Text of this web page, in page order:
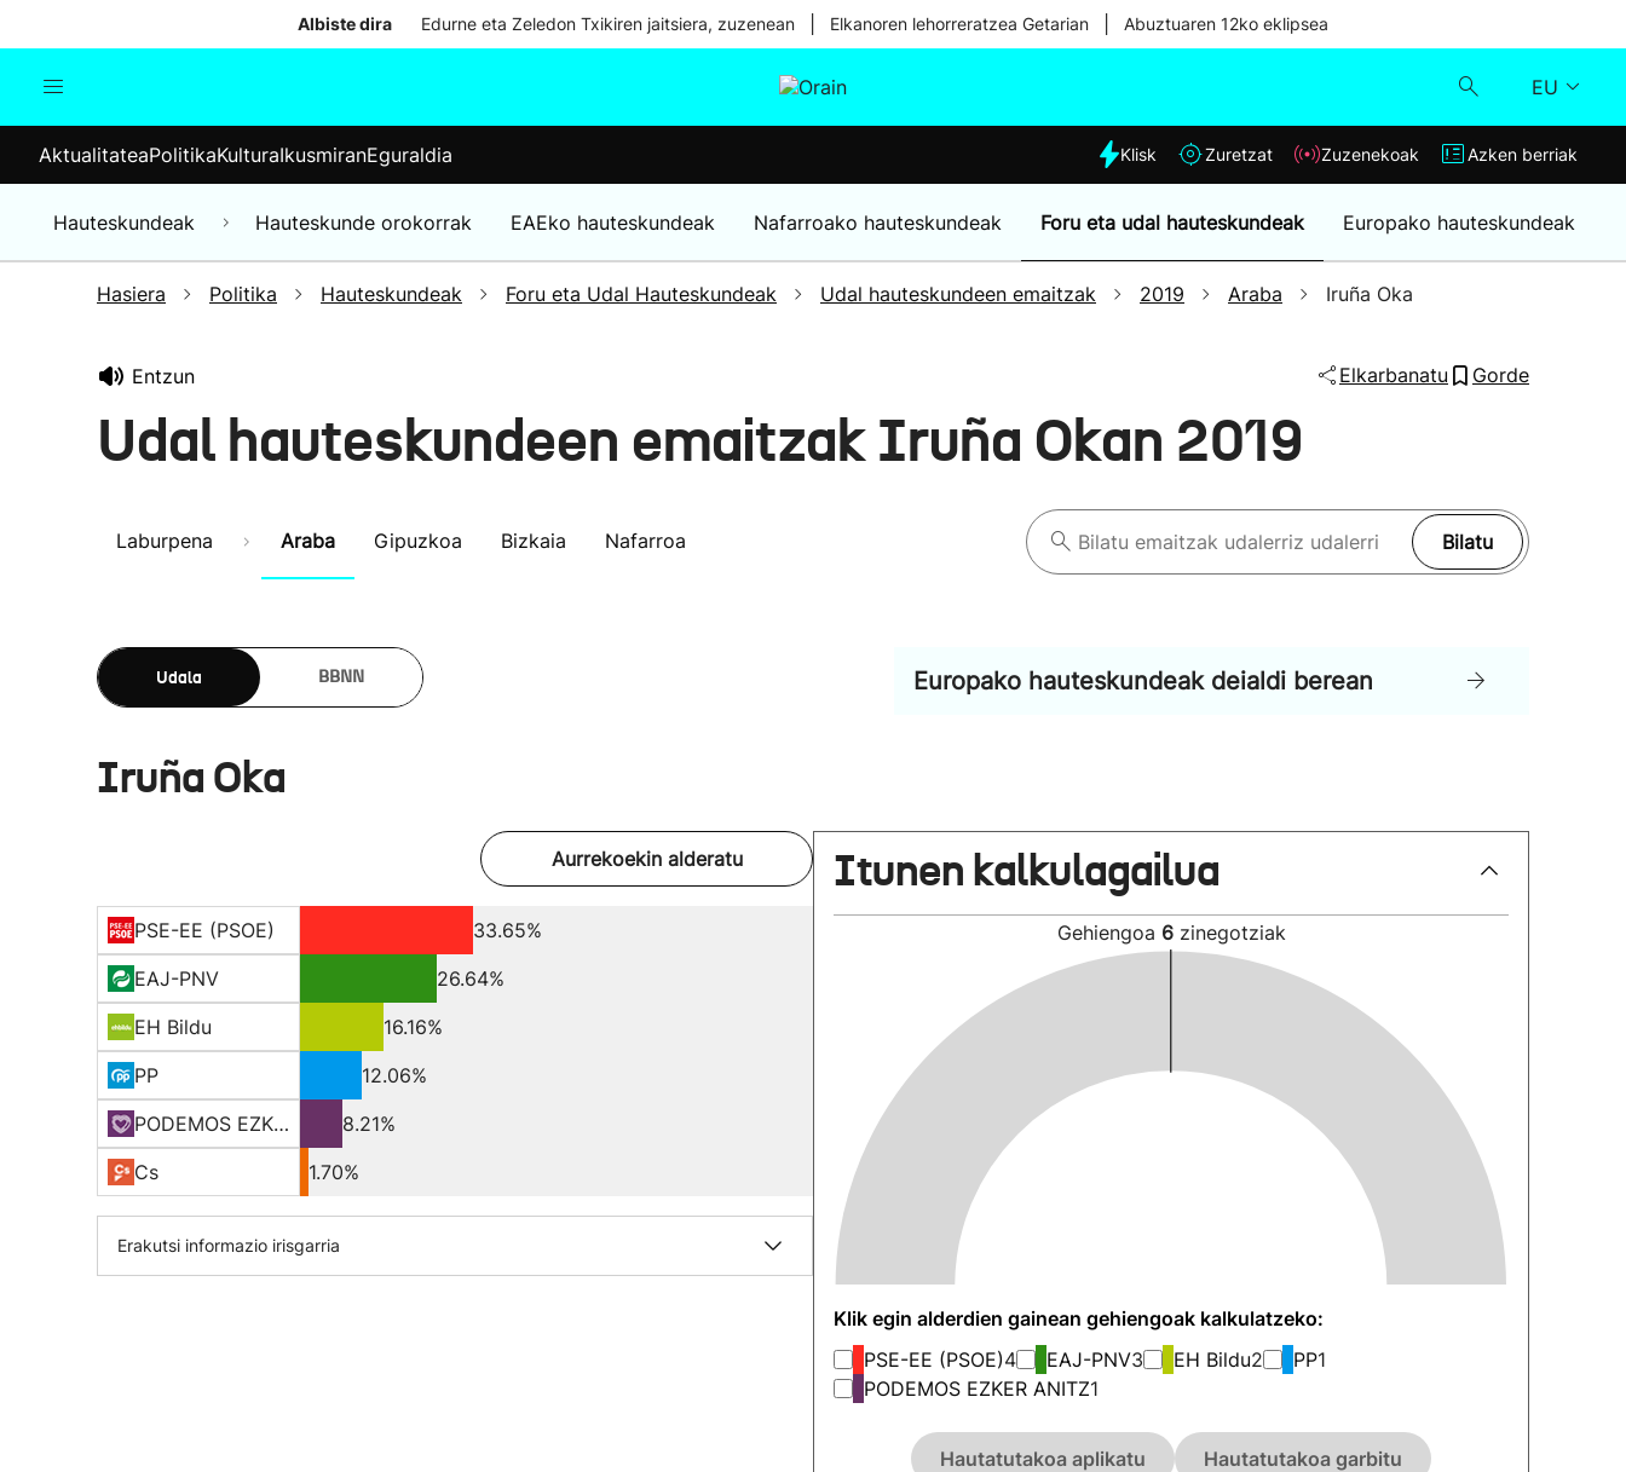
Albiste dira Edurne eta Zeledon Txikiren jaitsiera, zuzenean Elkanoren lehorreratzea Getarian Abuztuaren 12ko eklipsea
EU
Munduko albisteak
Hauteskundeak
Eguraldia
Klisk
Zuzenekoak
Azken berriak
AktualitateaPolitikaKulturaIkusmiranEguraldia Klisk Zuretzat Zuzenekoak Azken berriak
Hauteskundeak Hauteskunde orokorrak EAEko hauteskundeak Nafarroako hauteskundeak Foru eta udal hauteskundeak Europako hauteskundeak
Hasiera Politika Hauteskundeak Foru eta Udal Hauteskundeak Udal hauteskundeen emaitzak 2019 Araba Iruña Oka
Entzun Elkarbanatu Gorde
Udal hauteskundeen emaitzak Iruña Okan 2019
Laburpena Araba Gipuzkoa Bizkaia Nafarroa Bilatu
Udala BBNN Europako hauteskundeak deialdi berean
Iruña Oka
Aurrekoekin alderatu
PSE-EE (PSOE)
33.65%
EAJ-PNV
26.64%
EH Bildu
16.16%
PP
12.06%
PODEMOS EZKER ANITZ
8.21%
Cs
1.70%
Erakutsi informazio irisgarria
Itunen kalkulagailua
Gehiengoa 6 zinegotziak
Klik egin alderdien gainean gehiengoak kalkulatzeko:
PSE-EE (PSOE)4 EAJ-PNV3 EH Bildu2 PP1
PODEMOS EZKER ANITZ1
Hautatutakoa aplikatu Hautatutakoa garbitu